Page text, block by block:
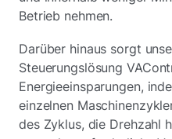
Betrieb nehmen.
Darüber hinaus sorgt
Steuerungslösung
Energieeinsparungen,
einzelnen
des Zyklus, die Drehzahl